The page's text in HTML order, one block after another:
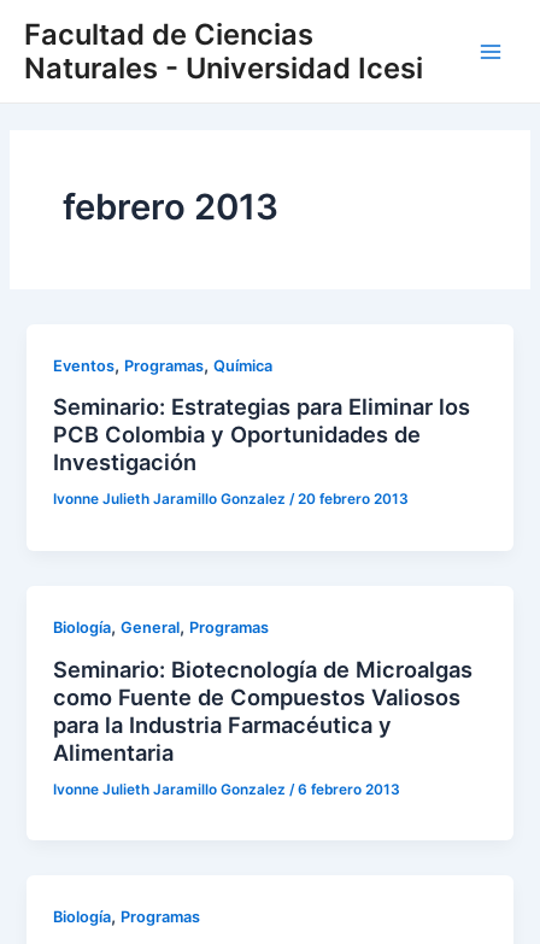
content
Facultad de Ciencias
Naturales - Universidad Icesi
febrero 2013
Eventos, Programas,Química
Seminario: Estrategias para Eliminar los
PCB Colombia y Oportunidades de
Investigación
Ivonne Julieth Jaramillo Gonzalez/20 febrero 2013
Biología,General, Programas
Seminario: Biotecnología de Microalgas
como Fuente de Compuestos Valiosos
para la Industria Farmacéutica y
Alimentaria
Ivonne Julieth Jaramillo Gonzalez /6 febrero 2013
Biología, Programas